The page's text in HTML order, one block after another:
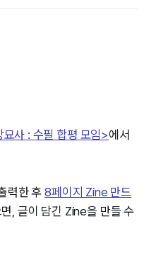
묘사 : 수필 합평 모임>에서
력한 후8페이지 Zine 만드
, 글이 담긴 Zine을 만들 수